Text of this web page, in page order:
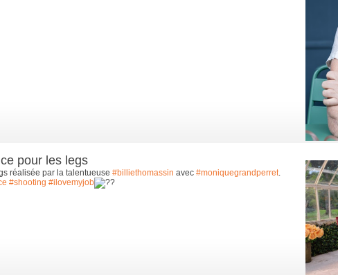
pour les legs
réalisée par la talentueuse #billiethomassin avec #moniquegrandperret.
#shooting #ilovemyjob